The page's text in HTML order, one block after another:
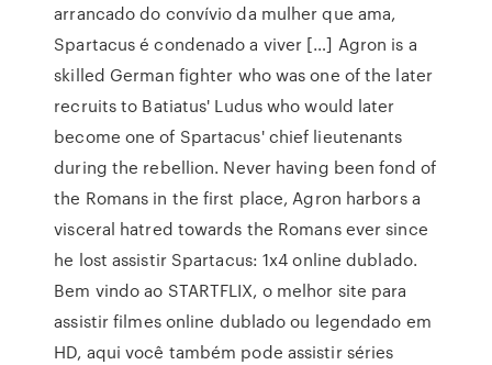
arrancado do convívio da mulher que ama,
Spartacus é condenado a viver […] Agron is a
skilled German fighter who was one of the later
recruits to Batiatus' Ludus who would later
become one of Spartacus' chief lieutenants
during the rebellion. Never having been fond of
the Romans in the first place, Agron harbors a
visceral hatred towards the Romans ever since
he lost assistir Spartacus: 1x4 online dublado.
Bem vindo ao STARTFLIX, o melhor site para
assistir filmes online dublado ou legendado em
HD, aqui você também pode assistir séries